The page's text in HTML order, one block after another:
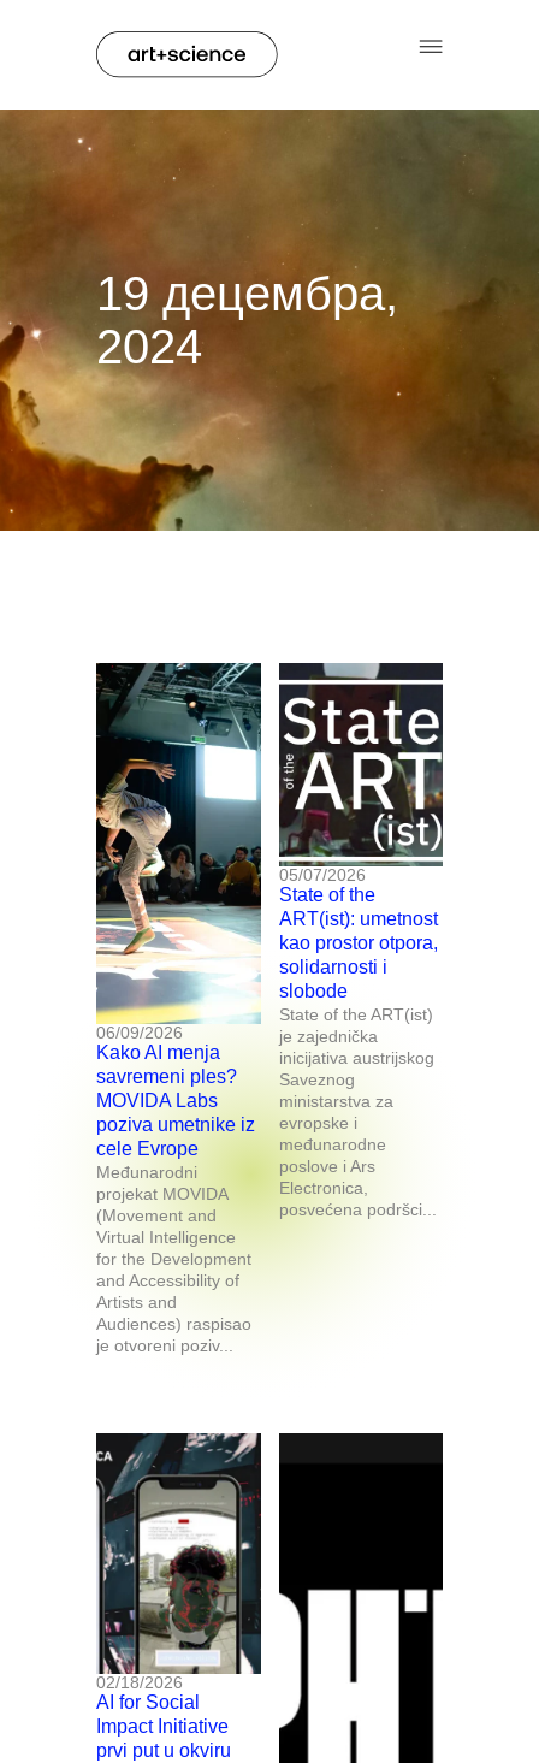
19 децембра,
2024
06/09/2026
Kako AI menja
savremeni ples?
MOVIDA Labs
poziva umetnike iz
cele Evrope
Međunarodni
projekat MOVIDA
(Movement and
Virtual Intelligence
for the Development
and Accessibility of
Artists and
Audiences) raspisao
je otvoreni poziv...
05/07/2026
State of the
ART(ist): umetnost
kao prostor otpora,
solidarnosti i
slobode
State of the ART(ist)
je zajednička
inicijativa austrijskog
Saveznog
ministarstva za
evropske i
međunarodne
poslove i Ars
Electronica,
posvećena podršci...
02/18/2026
AI for Social
Impact Initiative
prvi put u okviru